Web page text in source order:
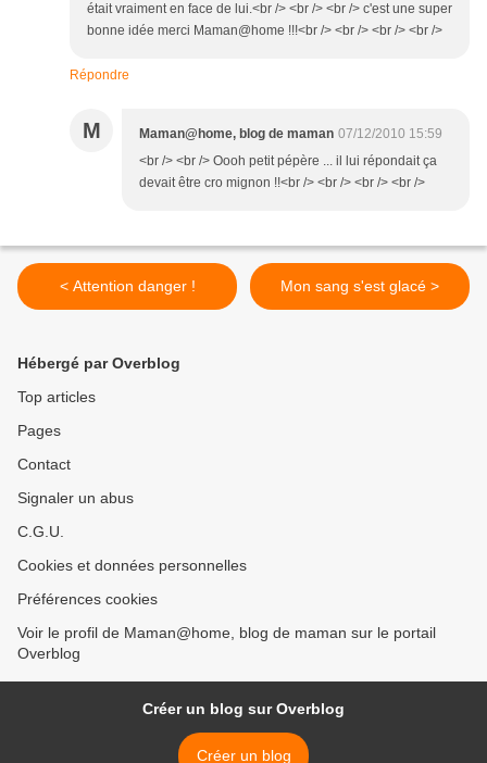
était vraiment en face de lui.<br /> <br /> <br /> c'est une super
bonne idée merci Maman@home !!!<br /> <br /> <br /> <br />
Répondre
M Maman@home, blog de maman 07/12/2010 15:59
<br /> <br /> Oooh petit pépère ... il lui répondait ça
devait être cro mignon !!<br /> <br /> <br /> <br />
< Attention danger ! Mon sang s'est glacé >
Hébergé par Overblog
Top articles
Pages
Contact
Signaler un abus
C.G.U.
Cookies et données personnelles
Préférences cookies
Voir le profil de Maman@home, blog de maman sur le portail
Overblog
Créer un blog sur Overblog
Créer un blog